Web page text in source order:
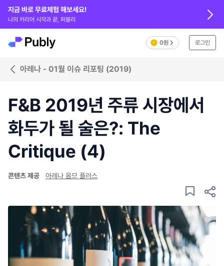
지금 바로 무료체험 해보세요!
나의 커리어 시작과 끝, 퍼블리
0원 로그인
아레나 - 01월 이슈 리포팅 (2019)
F&B 2019년 주류 시장에서
화두가 될 술은?: The
Critique (4)
콘텐츠 제공 아레나 옴므 플러스